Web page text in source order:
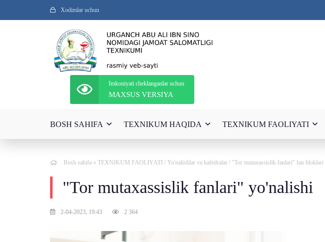
Xodimlar uchun
Imkoniyati cheklanganlar uchun
MAXSUS VERSIYA
BOSH SAHIFA TEXNIKUM HAQIDA TEXNIKUM FAOLIYATI
Bosh sahifa » TEXNIKUM FAOLIYATI / Yo'nalishlar va kafedralar / "Tor mutaxassislik fanlari" fan bloklari
"Tor mutaxassislik fanlari" yo'nalishi
2-04-2023, 19:43 2 364